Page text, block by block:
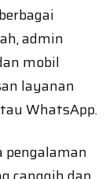
admin
mobil
layanan
WhatsApp.